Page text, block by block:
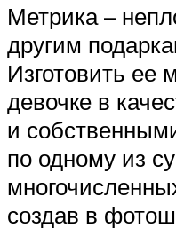
Метрика –
другим
Изготовить ее
девочке в
и
по одному из
создав в